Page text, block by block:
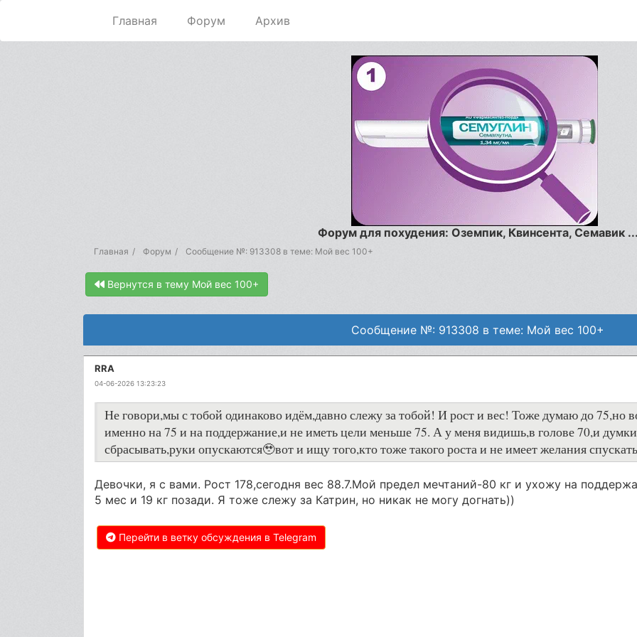
Главная Форум Архив
Форум для похудения: Оземпик, Квинсента, Семавик
Главная Форум Сообщение №: 913308 в теме: Мой вес 100+
Вернутся в тему Мой вес 100+
Сообщение №: 913308 в теме: Мой вес 100+
RRA
04-06-2026 13:23:23
Не говори,мы с тобой одинаково идём,давно слежу за тобой! И рост и вес! Тоже думаю до 75,но
именно на 75 и на поддержание,и не иметь цели меньше 75. А у меня видишь,в голове 70,и
сбрасывать,руки опускаются🥹вот и ищу того,кто тоже такого роста и не имеет желания
Девочки, я с вами. Рост 178,сегодня вес 88.7.Мой предел мечтаний-80 кг и ухожу на
5 мес и 19 кг позади. Я тоже слежу за Катрин, но никак не могу догнать))
Перейти в ветку обсуждения в Telegram